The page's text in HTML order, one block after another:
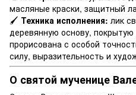
масляные краски, защитный
🖌 Техника исполнения: лик
деревянную основу,
прорисована с особой
силу, выразительность и
О святой мученице